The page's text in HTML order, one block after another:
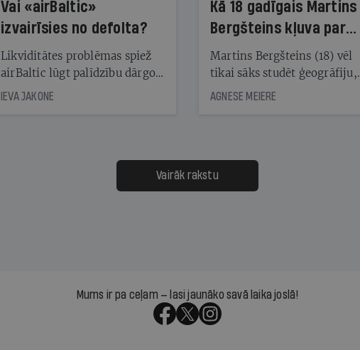
Vai «airBaltic»
izvairīsies no defolta?
Likviditātes problēmas spiež
airBaltic lūgt palīdzību dārgo
obligāciju turētājiem, taču
samaksāt augstos procentus,
kas jāpārskaita jau trīs dienas
pirms nākamās sapulces
IEVA JAKONE
Kā 18 gadīgais Martins
Bergšteins kļuva par
laika ziņu seju?
Martins Bergšteins (18) vēl
tikai sāks studēt ģeogrāfiju,
bet viņa sacītajam jau uzticas
uzcītīga darba, mammas
atbalsts un drosme turpināt
meteovērojumus arī tad, kad
AGNESE MEIERE
Vairāk rakstu
Mums ir pa ceļam — lasi jaunāko savā laika joslā!